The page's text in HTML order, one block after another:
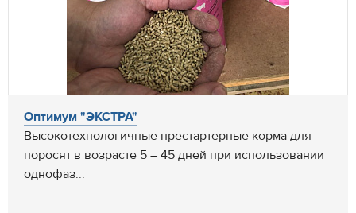
Оптимум "ЭКСТРА"
Высокотехнологичные престартерные корма для
поросят в возрасте 5 – 45 дней при использовании
однофаз...